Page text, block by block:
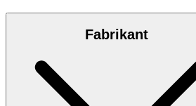
Fabrikant